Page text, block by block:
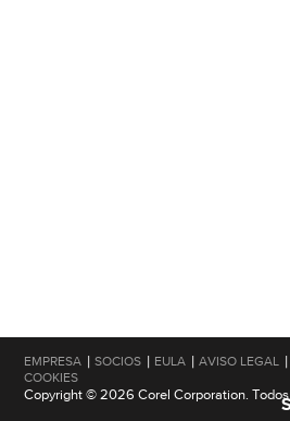
EMPRESA | SOCIOS | EULA | AVISO LEGAL |
COOKIES
Copyright © 2026 Corel Corporation. Todos